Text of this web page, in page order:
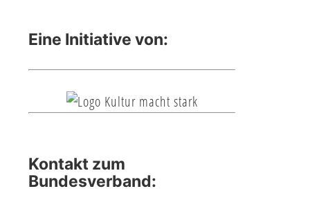
Eine Initiative von:
Kontakt zum
Bundesverband: